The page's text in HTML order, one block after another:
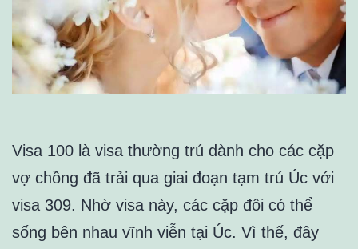
Visa 100 là visa thường trú dành cho các cặp
vợ chồng đã trải qua giai đoạn tạm trú Úc với
visa 309. Nhờ visa này, các cặp đôi có thể
sống bên nhau vĩnh viễn tại Úc. Vì thế, đây